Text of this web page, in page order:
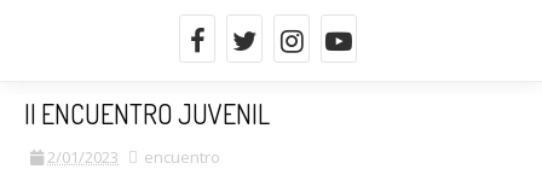
II ENCUENTRO JUVENIL
2/01/2023 encuentro